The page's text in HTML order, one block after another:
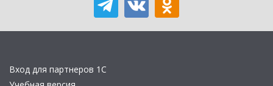
Вход для партнеров 1С